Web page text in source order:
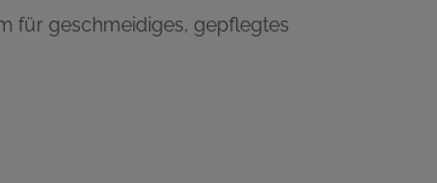
für geschmeidiges, gepflegtes